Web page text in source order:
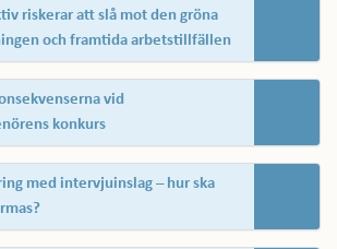
riskerar att slå mot den gröna
och framtida arbetstillfällen
vid
konkurs
med intervjuinslag – hur ska